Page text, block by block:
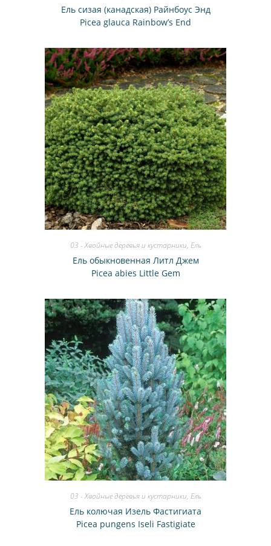
Ель сизая (канадская) Райнбоус Энд
Picea glauca Rainbow’s End
03 - Хвойные деревья и кустарники, Ель
Ель обыкновенная Литл Джем
Picea abies Little Gem
03 - Хвойные деревья и кустарники, Ель
Ель колючая Изель Фастигиата
Picea pungens Iseli Fastigiate